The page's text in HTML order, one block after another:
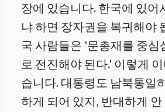
장에 있습니다. 한국에 있어
냐 하면 장자권을 복귀해야
국 사람들은 '문총재를 중심
로 전진해야 된다.' 이렇게
습니다. 대통령도 남북통일
하게 되어 있지, 반대하게